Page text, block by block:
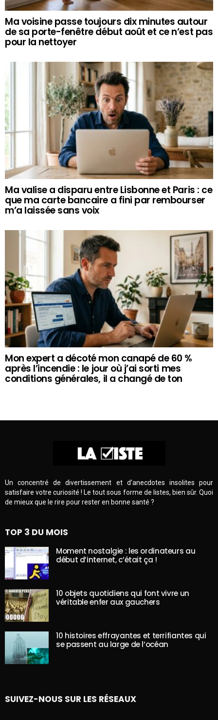
Ma voisine passe toujours dix minutes autour
de sa porte-fenêtre début août et ce n’est pas
pour la nettoyer
Ma valise a disparu entre Lisbonne et Paris : ce
que ma carte bancaire a fini par rembourser
m’a laissée sans voix
Mon expert a décoté mon canapé de 60 %
après l’incendie : le jour où j’ai sorti mes
conditions générales, il a changé de ton
Un concentré de divertissement et d’anecdotes insolites pour
satisfaire votre curiosité ! Le tout sous forme de listes, bien sûr. Quoi
de mieux que le rire pour rester en bonne santé ?
TOP 3 DU MOIS
Moment nostalgie : les ordinateurs au
début d’internet, c’était ça !
10 objets quotidiens qui font vivre un
véritable enfer aux gauchers
10 histoires effrayantes et terrifiantes qui
se passent au large de l’océan
SUIVEZ-NOUS SUR LES RÉSEAUX